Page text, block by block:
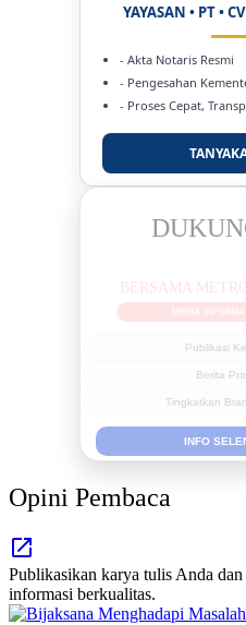
YAYASAN • PT •
- Akta Notaris Resmi
- Pengesahan
- Proses Cepat,
MEDIA
Publikasi
Berita
Tingkatkan
INFO
Opini Pembaca
Publikasikan karya tulis Anda
informasi berkualitas.